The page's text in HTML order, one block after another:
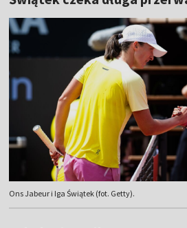
Ons Jabeur i Iga Świątek (fot. Getty).